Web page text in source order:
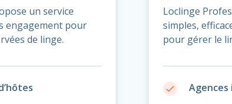
un service
engagement pour
de linge.
Loclinge
simples,
pour gérer le
done Agences